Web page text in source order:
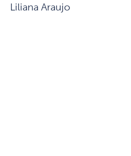
Liliana Araujo